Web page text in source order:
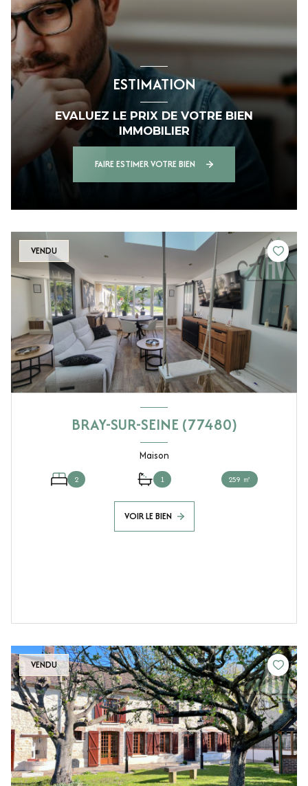
ESTIMATION
EVALUEZ LE PRIX DE VOTRE BIEN
IMMOBILIER
FAIRE ESTIMER VOTRE BIEN
VENDU
BRAY-SUR-SEINE (77480)
Maison
2 1 259 ㎡
VOIR LE BIEN
VENDU